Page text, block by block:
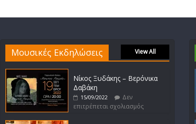
Μουσικές Εκδηλώσεις View All
Νίκος Ξυδάκης – Βερόνικα
Δαβάκη
15/09/2022
Δεν
επιτρέπεται σχολιασμός